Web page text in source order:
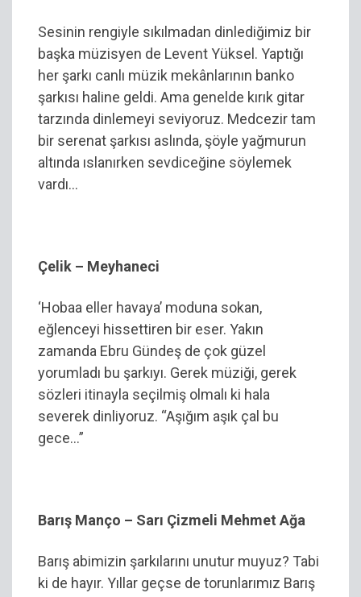
Sesinin rengiyle sıkılmadan dinlediğimiz bir
başka müzisyen de Levent Yüksel. Yaptığı
her şarkı canlı müzik mekânlarının banko
şarkısı haline geldi. Ama genelde kırık gitar
tarzında dinlemeyi seviyoruz. Medcezir tam
bir serenat şarkısı aslında, şöyle yağmurun
altında ıslanırken sevdiceğine söylemek
vardı…
Çelik – Meyhaneci
‘Hobaa eller havaya’ moduna sokan,
eğlenceyi hissettiren bir eser. Yakın
zamanda Ebru Gündeş de çok güzel
yorumladı bu şarkıyı. Gerek müziği, gerek
sözleri itinayla seçilmiş olmalı ki hala
severek dinliyoruz. “Aşığım aşık çal bu
gece…”
Barış Manço – Sarı Çizmeli Mehmet Ağa
Barış abimizin şarkılarını unutur muyuz? Tabi
ki de hayır. Yıllar geçse de torunlarımız Barış